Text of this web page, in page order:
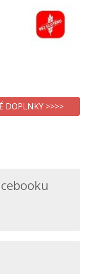
DOPLNKY >>>>